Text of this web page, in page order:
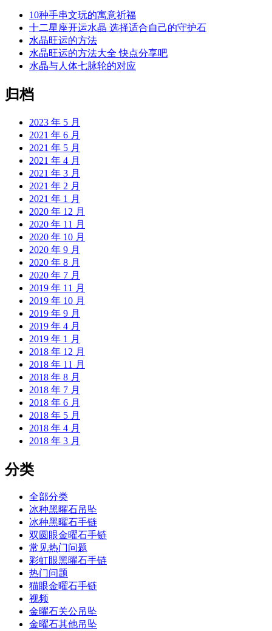
10种手串文玩的寓意祈福
十二星座开运水晶 选择适合自己的守护石
水晶旺运的方法
水晶旺运的方法大全 快点分享吧
水晶与人体七脉轮的对应
归档
2023 年 5 月
2021 年 6 月
2021 年 5 月
2021 年 4 月
2021 年 3 月
2021 年 2 月
2021 年 1 月
2020 年 12 月
2020 年 11 月
2020 年 10 月
2020 年 9 月
2020 年 8 月
2020 年 7 月
2019 年 11 月
2019 年 10 月
2019 年 9 月
2019 年 4 月
2019 年 1 月
2018 年 12 月
2018 年 11 月
2018 年 8 月
2018 年 7 月
2018 年 6 月
2018 年 5 月
2018 年 4 月
2018 年 3 月
分类
全部分类
冰种黑曜石吊坠
冰种黑曜石手链
双圆眼金曜石手链
常见热门问题
彩虹眼黑曜石手链
热门问题
猫眼金曜石手链
视频
金曜石关公吊坠
金曜石其他吊坠